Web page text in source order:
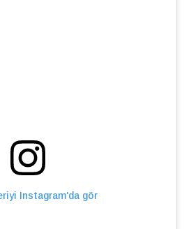
Instagram'da gör